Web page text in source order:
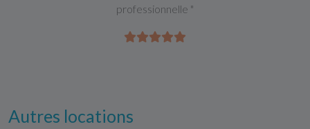
professionnelle "
Autres locations